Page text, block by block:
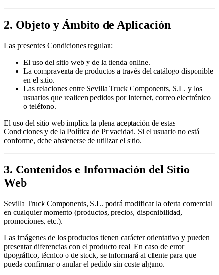
2. Objeto y Ámbito de Aplicación
Las presentes Condiciones regulan:
El uso del sitio web y de la tienda online.
La compraventa de productos a través del catálogo disponible
en el sitio.
Las relaciones entre Sevilla Truck Components, S.L. y los
usuarios que realicen pedidos por Internet, correo electrónico
o teléfono.
El uso del sitio web implica la plena aceptación de estas
Condiciones y de la Política de Privacidad. Si el usuario no está
conforme, debe abstenerse de utilizar el sitio.
3. Contenidos e Información del Sitio
Web
Sevilla Truck Components, S.L. podrá modificar la oferta comercial
en cualquier momento (productos, precios, disponibilidad,
promociones, etc.).
Las imágenes de los productos tienen carácter orientativo y pueden
presentar diferencias con el producto real. En caso de error
tipográfico, técnico o de stock, se informará al cliente para que
pueda confirmar o anular el pedido sin coste alguno.